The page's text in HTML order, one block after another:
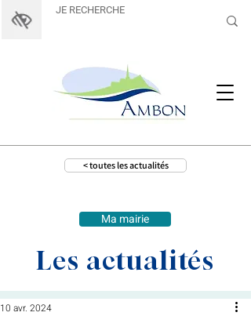
< toutes les actualités
Ma mairie
Les actualités
10 avr. 2024